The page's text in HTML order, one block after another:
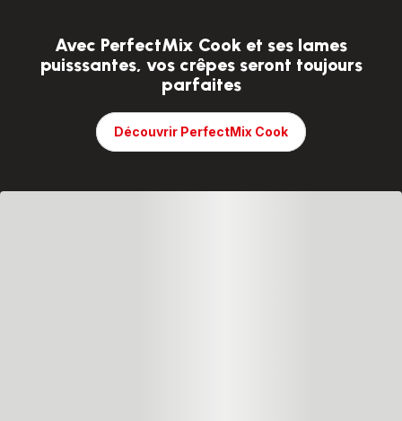
Avec PerfectMix Cook et ses lames
puisssantes, vos crêpes seront toujours
parfaites
Découvrir PerfectMix Cook